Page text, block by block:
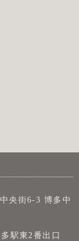
央街6-3 博多中
駅東2番出口